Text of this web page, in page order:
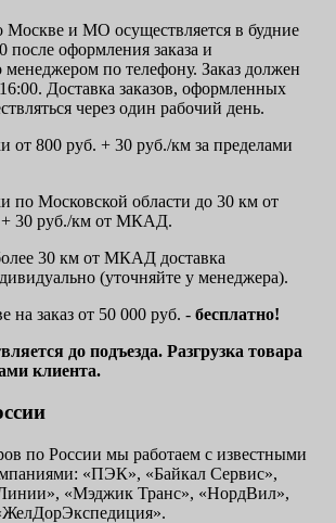
Москве и МО осуществляется в будние
после оформления заказа и
менеджером по телефону. Заказ должен
Доставка заказов, оформленных
через один рабочий день.
от 800 руб. + 30 руб./км за пределами
по Московской области до 30 км от
30 руб./км от МКАД.
30 км от МКАД доставка
(уточняйте у менеджера).
на заказ от 50 000 руб. - бесплатно!
до подъезда. Разгрузка товара
клиента.
по России мы работаем с известными
«ПЭК», «Байкал Сервис»,
«Мэджик Транс», «НордВил»,